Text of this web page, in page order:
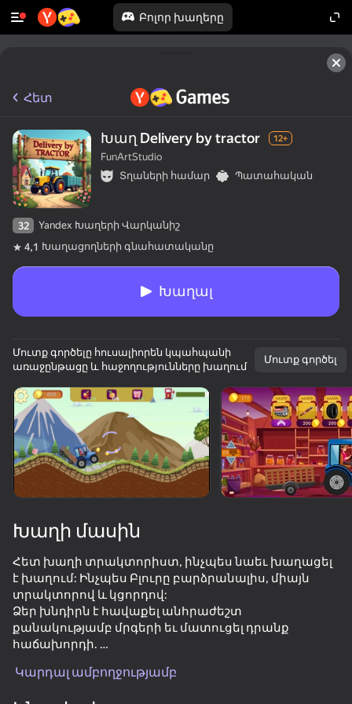
Բոլոր խաղերը
Պտտեք սարքը
Խաղը աշխատում է միայն հորիզոնական
ուղղությամբ
ԽԱՂԱԼ
71
76
Հետ
Խաղ Delivery by tractor 12+
FunArtStudio
Տղաների համար
Պատահական
32
Yandex Խաղերի Վարկանիշ
4,1 Խաղացողների գնահատականը
Խաղալ
Մուտք գործելը հուսալիորեն կպահպանի
առաջընթացը և հաջողությունները խաղում
Մուտք գործել
Խաղի մասին
Հետ խաղի տրակտորիստ, ինչպես նաեւ խաղացել
է խաղում: Ինչպես Բլուրը բարձրանալիս, միայն
տրակտորով և կցորդով:
Ձեր խնդիրն է հավաքել անհրաժեշտ
քանակությամբ մրգերի եւ մատուցել դրանք
հաճախորդի.
Որքան շատ ապրանքներ եք առաքում, այնքան
Կարդալ ամբողջությամբ